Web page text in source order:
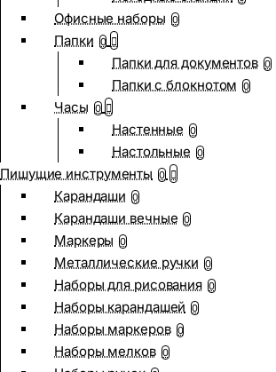
Офисные наборы 0
Папки 0
Папки для документов 0
Папки с блокнотом 0
Часы 0
Настенные 0
Настольные 0
Пишущие инструменты 0
Карандаши 0
Карандаши вечные 0
Маркеры 0
Металлические ручки 0
Наборы для рисования 0
Наборы карандашей 0
Наборы маркеров 0
Наборы мелков 0